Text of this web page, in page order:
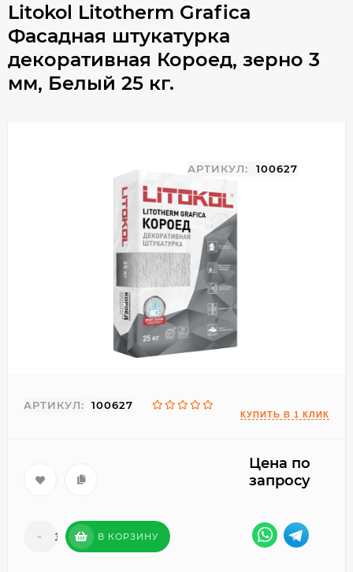
Litokol Litotherm Grafica
Фасадная штукатурка
декоративная Короед, зерно 3
мм, Белый 25 кг.
АРТИКУЛ: 100627
АРТИКУЛ: 100627
Цена по
запросу
- + В КОРЗИНУ